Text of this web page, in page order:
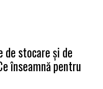
de stocare și de
înseamnă pentru